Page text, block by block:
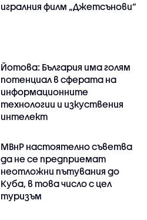
игралния филм „Джетсънови“
Йотова: България има голям
потенциал в сферата на
информационните
технологии и изкуствения
интелект
МВнР настоятелно съветва
да не се предприемат
неотложни пътувания до
Куба, в това число с цел
туризъм